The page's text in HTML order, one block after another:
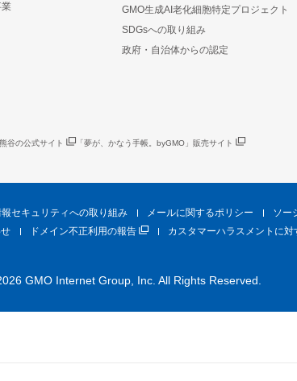
GMO生成AI老化細胞特定プロジェクト
SDGsへの取り組み
政府・自治体からの認定
谷の公式サイト 「夢が、かなう手帳。byGMO」販売サイト
セキュリティへの取り組み メールに関するポリシー
ソー
ドメイン不正利用の報告 カスタマーハラスメントに
GMO Internet Group, Inc. All Rights Reserved.